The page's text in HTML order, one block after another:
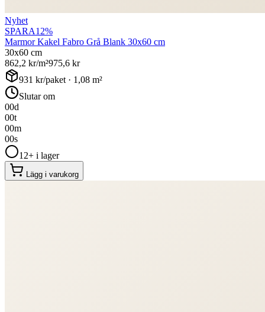
Nyhet
SPARA12%
Marmor Kakel Fabro Grå Blank 30x60 cm
30x60 cm
862,2 kr/m²975,6 kr
931 kr/paket · 1,08 m²
Slutar om
00d
00t
00m
00s
12+ i lager
Lägg i varukorg